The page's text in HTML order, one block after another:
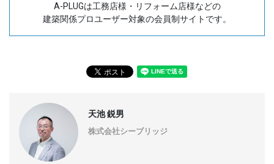
A-PLUGは工務店様・リフォーム店様などの
建築関係プロユーザー対象の会員制サイトです。
天池 鋭男
株式会社シーブリッジ